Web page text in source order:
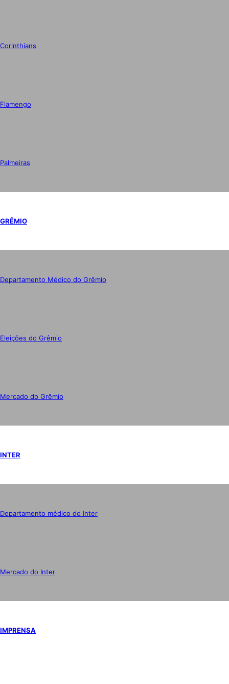
Corinthians
Flamengo
Palmeiras
GRÊMIO
Departamento Médico do Grêmio
Eleições do Grêmio
Mercado do Grêmio
INTER
Departamento médico do Inter
Mercado do Inter
IMPRENSA